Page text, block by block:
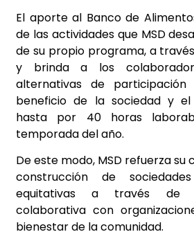
El aporte al Banco de
de las actividades que MSD
de su propio programa, a
y brinda a los
alternativas de
beneficio de la sociedad y
hasta por 40 horas
temporada del año.
De este modo, MSD refuerza
construcción de
equitativas a través de
colaborativa con
bienestar de la comunidad.